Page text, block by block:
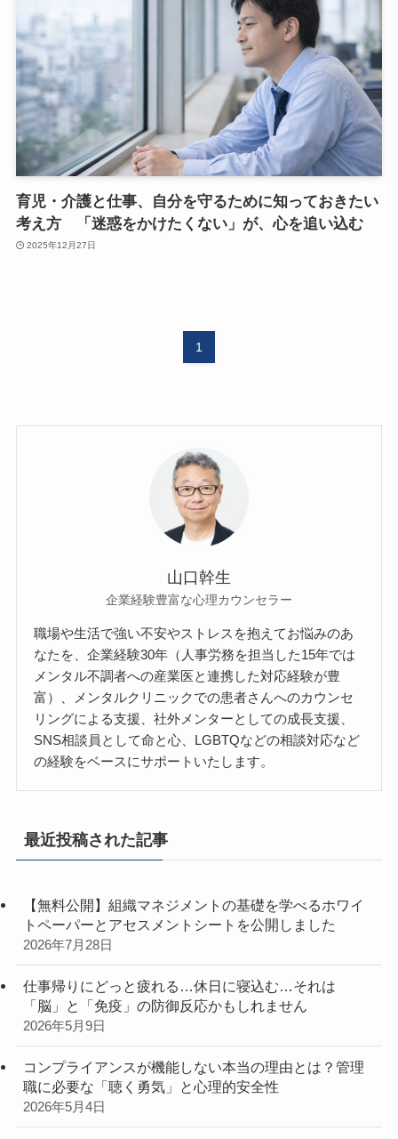
育児・介護と仕事、自分を守るために知っておきたい
考え方 「迷惑をかけたくない」が、心を追い込む
2025年12月27日
1
山口幹生
企業経験豊富な心理カウンセラー
職場や生活で強い不安やストレスを抱えてお悩みのあ
なたを、企業経験30年（人事労務を担当した15年では
メンタル不調者への産業医と連携した対応経験が豊
富）、メンタルクリニックでの患者さんへのカウンセ
リングによる支援、社外メンターとしての成長支援、
SNS相談員として命と心、LGBTQなどの相談対応など
の経験をベースにサポートいたします。
最近投稿された記事
【無料公開】組織マネジメントの基礎を学べるホワイ
トペーパーとアセスメントシートを公開しました
2026年7月28日
仕事帰りにどっと疲れる…休日に寝込む…それは
「脳」と「免疫」の防御反応かもしれません
2026年5月9日
コンプライアンスが機能しない本当の理由とは？管理
職に必要な「聴く勇気」と心理的安全性
2026年5月4日